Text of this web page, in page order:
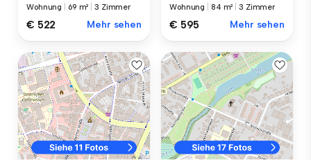
Wohnung 69 m² |3 Zimmer
€ 522 Mehr sehen
Wohnung 84 m² |3 Zimmer
€ 595 Mehr sehen